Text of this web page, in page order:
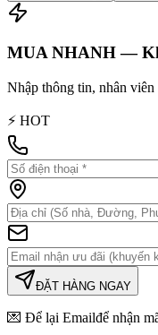
MUA NHANH —
Nhập thông tin, nhân
⚡ HOT
ĐẶT HÀNG NGAY
💌 Để lại Emailđể nhận